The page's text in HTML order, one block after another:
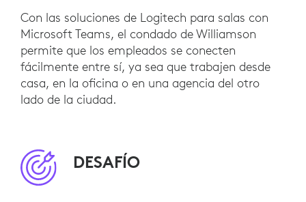
Con las soluciones de Logitech para salas con
Microsoft Teams, el condado de Williamson
permite que los empleados se conecten
fácilmente entre sí, ya sea que trabajen desde
casa, en la oficina o en una agencia del otro
lado de la ciudad.
DESAFÍO